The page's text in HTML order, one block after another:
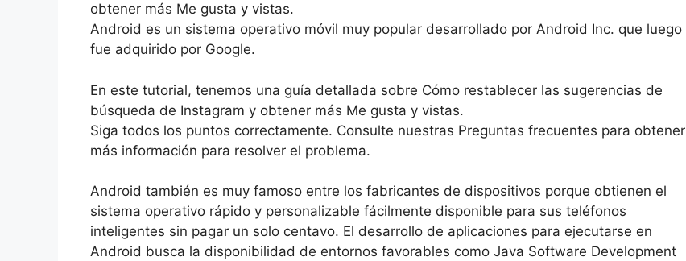
obtener más Me gusta y vistas.
Android es un sistema operativo móvil muy popular desarrollado por Android Inc. que luego
fue adquirido por Google.
En este tutorial, tenemos una guía detallada sobre Cómo restablecer las sugerencias de
búsqueda de Instagram y obtener más Me gusta y vistas.
Siga todos los puntos correctamente. Consulte nuestras Preguntas frecuentes para obtener
más información para resolver el problema.
Android también es muy famoso entre los fabricantes de dispositivos porque obtienen el
sistema operativo rápido y personalizable fácilmente disponible para sus teléfonos
inteligentes sin pagar un solo centavo. El desarrollo de aplicaciones para ejecutarse en
Android busca la disponibilidad de entornos favorables como Java Software Development